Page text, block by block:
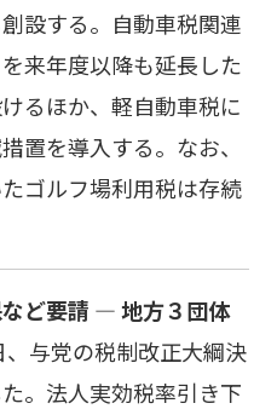
設する。自動車税関連
来年度以降も延長した
るほか、軽自動車税に
置を導入する。なお、
ゴルフ場利用税は存続
ど要請 ― 地方３団体
与党の税制改正大綱決
。法人実効税率引き下